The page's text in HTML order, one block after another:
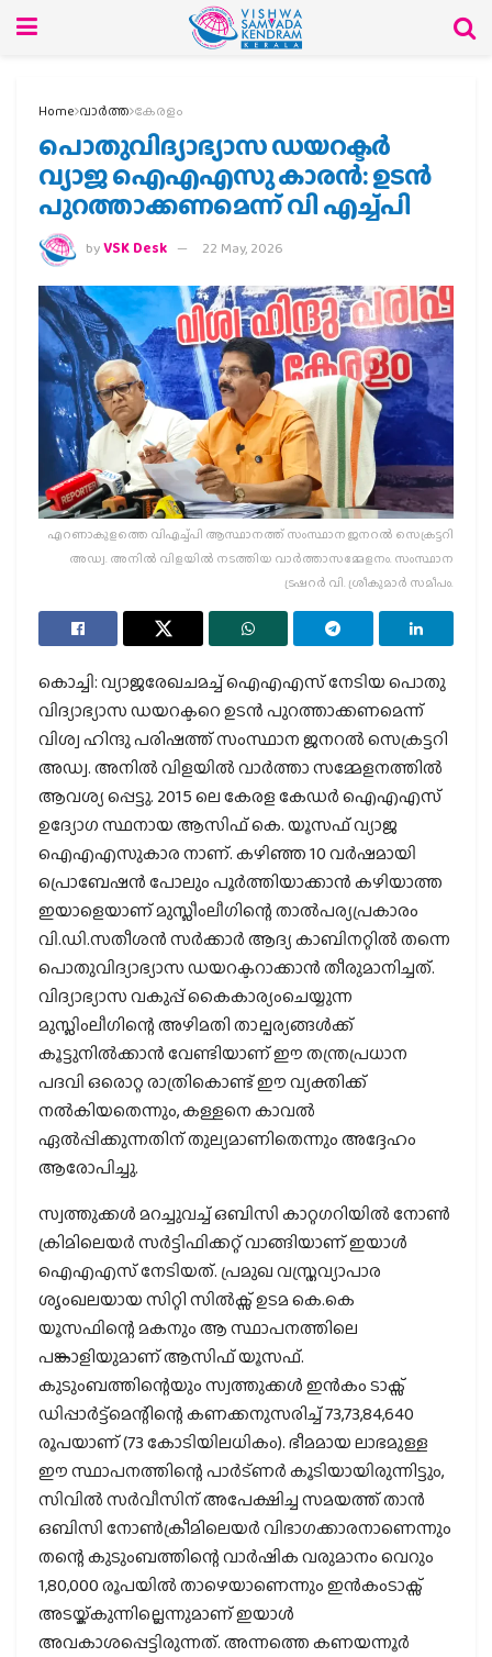
Home വാര്‍ത്ത കേരളം
പൊതുവിദ്യാഭ്യാസ ഡയറക്ടര്‍
വ്യാജ ഐഎഎസു കാരന്‍: ഉടന്‍
പുറത്താക്കണമെന്ന് വി എച്ച്പി
byVSK Desk 22 May, 2026
എറണാകുളത്തെ വിഎച്ച്പി ആസ്ഥാനത്ത് സംസ്ഥാന ജനറല്‍ സെക്രട്ടറി
അഡ്വ. അനില്‍ വിളയില്‍ നടത്തിയ വാര്‍ത്താസമ്മേളനം. സംസ്ഥാന
ട്രഷറര്‍ വി. ശ്രീകുമാര്‍ സമീപം.
കൊച്ചി: വ്യാജരേഖചമച്ച് ഐഎഎസ് നേടിയ പൊതു
വിദ്യാഭ്യാസ ഡയറക്ടറെ ഉടന്‍ പുറത്താക്കണമെന്ന്
വിശ്വ ഹിന്ദു പരിഷത്ത് സംസ്ഥാന ജനറല്‍ സെക്രട്ടറി
അഡ്വ. അനില്‍ വിളയില്‍ വാര്‍ത്താ സമ്മേളനത്തില്‍
ആവശ്യ പ്പെട്ടു. 2015 ലെ കേരള കേഡര്‍ ഐഎഎസ്
ഉദ്യോഗ സ്ഥനായ ആസിഫ് കെ. യൂസഫ് വ്യാജ
ഐഎഎസുകാര നാണ്. കഴിഞ്ഞ 10 വര്‍ഷമായി
പ്രൊബേഷന്‍ പോലും പൂര്‍ത്തിയാക്കാന്‍ കഴിയാത്ത
ഇയാളെയാണ് മുസ്ലീംലീഗിന്റെ താല്‍പര്യപ്രകാരം
വി.ഡി.സതീശന്‍ സര്‍ക്കാര്‍ ആദ്യ കാബിനറ്റില്‍ തന്നെ
പൊതുവിദ്യാഭ്യാസ ഡയറക്ടറാക്കാന്‍ തീരുമാനിച്ചത്.
വിദ്യാഭ്യാസ വകുപ്പ് കൈകാര്യംചെയ്യുന്ന
മുസ്ലിംലീഗിന്റെ അഴിമതി താല്പര്യങ്ങള്‍ക്ക്
കൂട്ടുനില്‍ക്കാന്‍ വേണ്ടിയാണ് ഈ തന്ത്രപ്രധാന
പദവി ഒരൊറ്റ രാത്രികൊണ്ട് ഈ വ്യക്തിക്ക്
നല്‍കിയതെന്നും, കള്ളനെ കാവല്‍
ഏല്‍പ്പിക്കുന്നതിന് തുല്യമാണിതെന്നും അദ്ദേഹം
ആരോപിച്ചു.
സ്വത്തുക്കള്‍ മറച്ചുവച്ച് ഒബിസി കാറ്റഗറിയില്‍ നോണ്‍
ക്രിമിലെയര്‍ സര്‍ട്ടിഫിക്കറ്റ് വാങ്ങിയാണ് ഇയാള്‍
ഐഎഎസ് നേടിയത്. പ്രമുഖ വസ്ത്രവ്യാപാര
ശൃംഖലയായ സിറ്റി സില്‍ക്സ് ഉടമ കെ.കെ
യൂസഫിന്റെ മകനും ആ സ്ഥാപനത്തിലെ
പങ്കാളിയുമാണ് ആസിഫ് യൂസഫ്.
കുടുംബത്തിന്റെയും സ്വത്തുക്കള്‍ ഇന്‍കം ടാക്സ്
ഡിപ്പാര്‍ട്ട്മെന്റിന്റെ കണക്കനുസരിച്ച് 73,73,84,640
രൂപയാണ് (73 കോടിയിലധികം). ഭീമമായ ലാഭമുള്ള
ഈ സ്ഥാപനത്തിന്റെ പാര്‍ട്ണര്‍ കൂടിയായിരുന്നിട്ടും,
സിവില്‍ സര്‍വീസിന് അപേക്ഷിച്ച സമയത്ത് താന്‍
ഒബിസി നോണ്‍ക്രീമിലെയര്‍ വിഭാഗക്കാരനാണെന്നും
തന്റെ കുടുംബത്തിന്റെ വാര്‍ഷിക വരുമാനം വെറും
1,80,000 രൂപയില്‍ താഴെയാണെന്നും ഇന്‍കംടാക്സ്
അടയ്ക്കുന്നില്ലെന്നുമാണ് ഇയാള്‍
അവകാശപ്പെട്ടിരുന്നത്. അന്നത്തെ കണയന്നൂര്‍